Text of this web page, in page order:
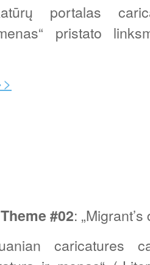
portalas
pristato
#02: „Migrant’s
caricatures